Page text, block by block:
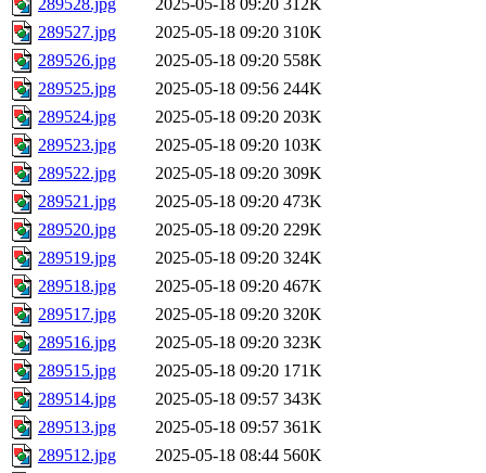
289528.jpg
2025-05-18 09:20 312K
289527.jpg
2025-05-18 09:20 310K
289526.jpg
2025-05-18 09:20 558K
289525.jpg
2025-05-18 09:56 244K
289524.jpg
2025-05-18 09:20 203K
289523.jpg
2025-05-18 09:20 103K
289522.jpg
2025-05-18 09:20 309K
289521.jpg
2025-05-18 09:20 473K
289520.jpg
2025-05-18 09:20 229K
289519.jpg
2025-05-18 09:20 324K
289518.jpg
2025-05-18 09:20 467K
289517.jpg
2025-05-18 09:20 320K
289516.jpg
2025-05-18 09:20 323K
289515.jpg
2025-05-18 09:20 171K
289514.jpg
2025-05-18 09:57 343K
289513.jpg
2025-05-18 09:57 361K
289512.jpg
2025-05-18 08:44 560K